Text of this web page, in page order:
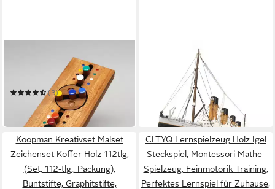
Spiel SICHERHEITSCODE -
farbenfrohes Denkspiel
(3)
16,90 €
in 2-3 Werktagen bei dir
Modellbausatz Titanic 1:300
299,99 €
in 5-6 Werktagen bei dir
Koopman Kreativset Malset
Zeichenset Koffer Holz 112tlg,
(Set, 112-tlg., Packung),
Buntstifte, Graphitstifte,
CLTYQ Lernspielzeug Holz Igel
Steckspiel, Montessori Mathe-
Spielzeug, Feinmotorik Training,
Perfektes Lernspiel für Zuhause,